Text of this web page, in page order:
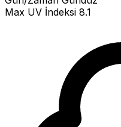
Max UV İndeksi 8.1